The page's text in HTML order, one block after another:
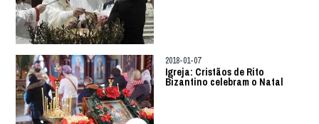
2018-01-07
Igreja: Cristãos de Rito
Bizantino celebram o Natal